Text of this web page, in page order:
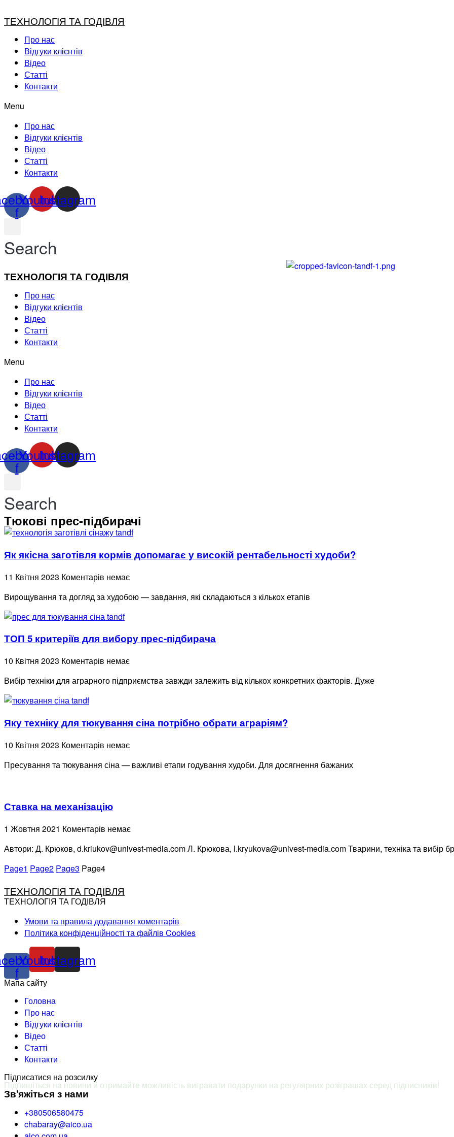
ТЕХНОЛОГІЯ ТА ГОДІВЛЯ
Про нас
Відгуки клієнтів
Відео
Статті
Контакти
Menu
Про нас
Відгуки клієнтів
Відео
Статті
Контакти
f
Youtube
Instagram
Search
ТЕХНОЛОГІЯ ТА ГОДІВЛЯ
Про нас
Відгуки клієнтів
Відео
Статті
Контакти
Menu
Про нас
Відгуки клієнтів
Відео
Статті
Контакти
f
Youtube
Instagram
Search
Тюкові прес-підбирачі
Як якісна заготівля кормів допомагає у високій рентабельності худоби?
11 Квітня 2023 Коментарів немає
Вирощування та догляд за худобою — завдання, які складаються з кількох етапів
ТОП 5 критеріїв для вибору прес-підбирача
10 Квітня 2023 Коментарів немає
Вибір техніки для аграрного підприємства завжди залежить від кількох конкретних факторів. Дуже
Яку техніку для тюкування сіна потрібно обрати аграріям?
10 Квітня 2023 Коментарів немає
Пресування та тюкування сіна — важливі етапи годування худоби. Для досягнення бажаних
Ставка на механізацію
1 Жовтня 2021 Коментарів немає
Автори: Д. Крюков, d.kriukov@univest-media.com Л. Крюкова, l.kryukova@univest-media.com Тварини, техніка та вибір
Page1 Page2 Page3 Page4
ТЕХНОЛОГІЯ ТА ГОДІВЛЯ
ТЕХНОЛОГІЯ ТА ГОДІВЛЯ
Умови та правила додавання коментарів
Політика конфіденційності та файлів Cookies
f
Youtube
Instagram
Мапа сайту
Головна
Про нас
Відгуки клієнтів
Відео
Статті
Контакти
Підписатися на розсилку
Підпишіться на новини й отримайте можливість вигравати подарунки на регулярних розіграшах серед підписників!
Зв'яжіться з нами
+380506580475
chabaray@aico.ua